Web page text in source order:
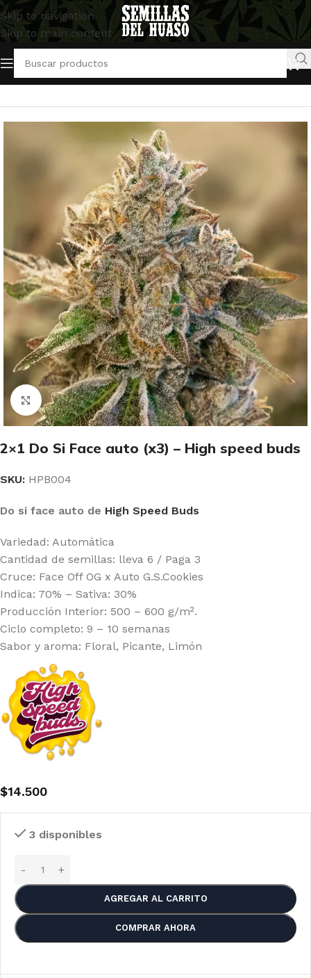
Skip to navigation
Skip to main content
Inicio/Semillas Autoflorecientes/High Speed Buds
Clic para ampliar
2×1 Do Si Face auto (x3) – High speed buds
SKU: HPB004
Do si face auto de High Speed Buds
Variedad: Automática
Cantidad de semillas: lleva 6 / Paga 3
Cruce: Face Off OG x Auto G.S.Cookies
Indica: 70% – Sativa: 30%
Producción Interior: 500 – 600 g/m².
Ciclo completo: 9 – 10 semanas
Sabor y aroma: Floral, Picante, Limón
$14.500
3 disponibles
AGREGAR AL CARRITO
COMPRAR AHORA